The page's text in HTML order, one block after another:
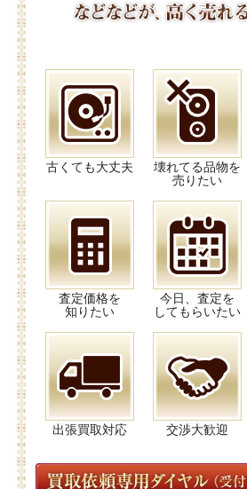
古くても大丈夫
壊れてる品物を
売りたい
査定価格を
知りたい
今日、査定を
してもらいたい
出張買取対応 交渉大歓迎